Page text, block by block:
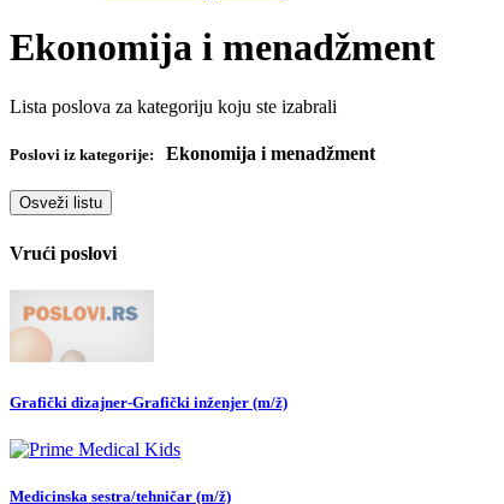
Ekonomija i menadžment
Lista poslova za kategoriju koju ste izabrali
Poslovi iz kategorije: Ekonomija i menadžment
Osveži listu
Vrući poslovi
Grafički dizajner-Grafički inženjer (m/ž)
Medicinska sestra/tehničar (m/ž)